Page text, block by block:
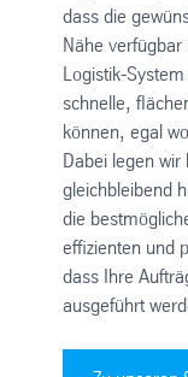
dass die
Nähe
Logistik-
schnelle,
können, egal
Dabei legen wir
gleichbleibend
die
effizienten und
dass Ihre
ausgeführt